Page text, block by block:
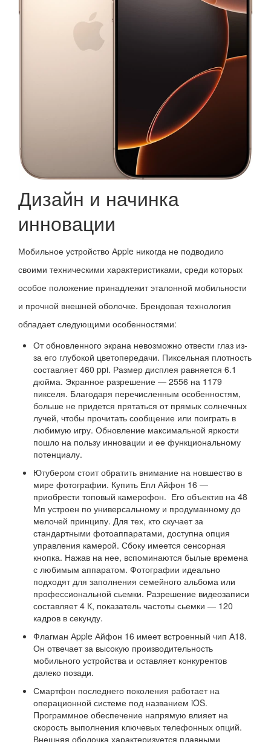
Дизайн и начинка
инновации
Мобильное устройство Аpple никогда не подводило
своими техническими характеристиками, среди которых
особое положение принадлежит эталонной мобильности
и прочной внешней оболочке. Брендовая технология
обладает следующими особенностями:
От обновленного экрана невозможно отвести глаз из-
за его глубокой цветопередачи. Пиксельная плотность
составляет 460 ppi. Размер дисплея равняется 6.1
дюйма. Экранное разрешение — 2556 на 1179
пикселя. Благодаря перечисленным особенностям,
больше не придется прятаться от прямых солнечных
лучей, чтобы прочитать сообщение или поиграть в
любимую игру. Обновление максимальной яркости
пошло на пользу инновации и ее функциональному
потенциалу.
Ютубером стоит обратить внимание на новшество в
мире фотографии. Купить Епл Айфон 16 —
приобрести топовый камерофон. Его объектив на 48
Мп устроен по универсальному и продуманному до
мелочей принципу. Для тех, кто скучает за
стандартными фотоаппаратами, доступна опция
управления камерой. Сбоку имеется сенсорная
кнопка. Нажав на нее, вспоминаются былые времена
с любимым аппаратом. Фотографии идеально
подходят для заполнения семейного альбома или
профессиональной сьемки. Разрешение видеозаписи
составляет 4 К, показатель частоты сьемки — 120
кадров в секунду.
Флагман Аpple Айфон 16 имеет встроенный чип А18.
Он отвечает за высокую производительность
мобильного устройства и оставляет конкурентов
далеко позади.
Смартфон последнего поколения работает на
операционной системе под названием iOS.
Программное обеспечение напрямую влияет на
скорость выполнения ключевых телефонных опций.
Внешняя оболочка характеризуется плавными